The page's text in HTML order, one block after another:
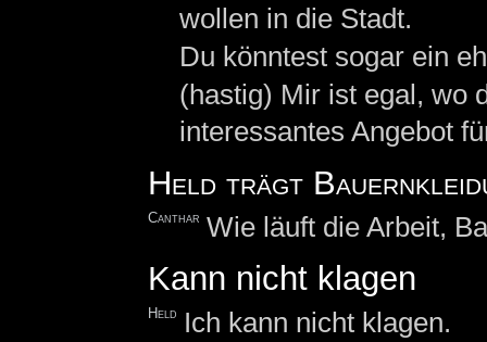
wollen in die Stadt.
Du könntest sogar ein
(hastig) Mir ist egal, wo
interessantes Angebot
Held trägt
Canthar Wie läuft die Arbeit,
Kann nicht klagen
Held Ich kann nicht klagen.